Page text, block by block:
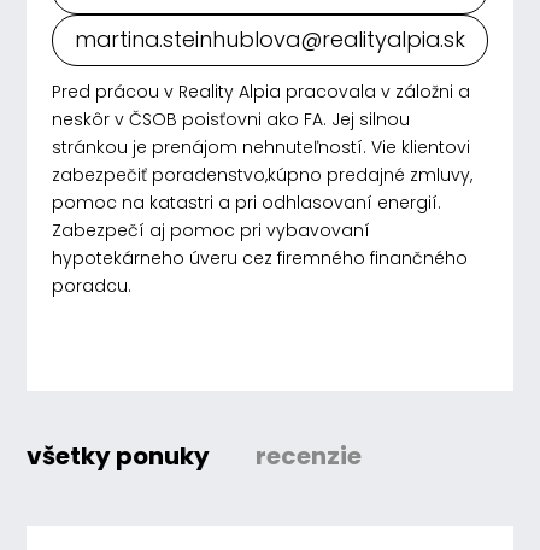
martina.steinhublova@realityalpia.sk
Pred prácou v Reality Alpia pracovala v záložni a
neskôr v ČSOB poisťovni ako FA. Jej silnou
stránkou je prenájom nehnuteľností. Vie klientovi
zabezpečiť poradenstvo,kúpno predajné zmluvy,
pomoc na katastri a pri odhlasovaní energií.
Zabezpečí aj pomoc pri vybavovaní
hypotekárneho úveru cez firemného finančného
poradcu.
všetky ponuky recenzie